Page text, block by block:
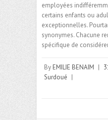
employées
certains enfants ou
exceptionnelles.
synonymes. Chacune
spécifique de
By EMILIE BENAIM |
Surdoué |